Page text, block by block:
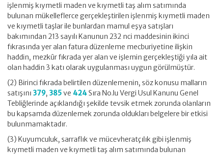
işlenmiş kıymetli maden ve kıymetli taş alım satımında
bulunan mükelleflerce gerçekleştirilen işlenmiş kıymetli maden
ve kıymetli taşlar ile bunlardan mamul eşya satışları
bakımından 213 sayılı Kanunun 232 nci maddesinin ikinci
fıkrasında yer alan fatura düzenleme mecburiyetine ilişkin
haddin, mezkûr fıkrada yer alan ve işlemin gerçekleştiği yıla ait
olan haddin 3 katı olarak uygulanması uygun görülmüştür.
(2) Birinci fıkrada belirtilen düzenlemenin, söz konusu malların
satışını 379, 385ve 424Sıra No.lu Vergi Usul Kanunu Genel
Tebliğlerinde açıklandığı şekilde tevsik etmek zorunda olanların
bu kapsamda düzenlemek zorunda oldukları belgelere bir etkisi
bulunmamaktadır.
(3) Kuyumculuk, sarraflık ve mücevheratçılık gibi işlenmiş
kıymetli maden ve kıymetli taş alım satımında bulunan